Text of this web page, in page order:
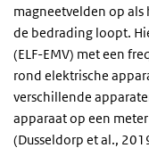
magneetvelden op als
de bedrading loopt.
(ELF-EMV) met een
rond elektrische
verschillende
apparaat op een
(Dusseldorp et al.,